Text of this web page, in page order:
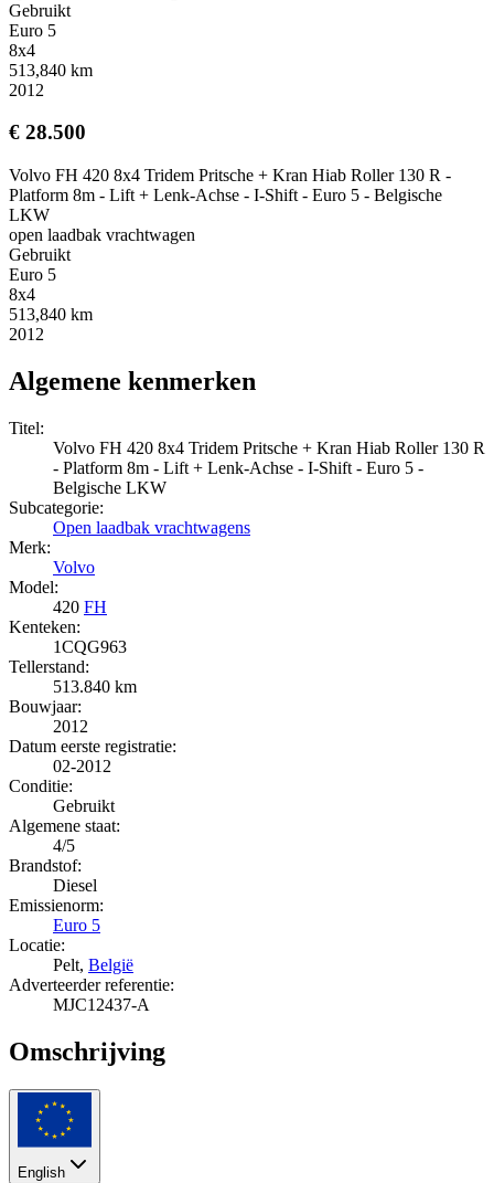
Gebruikt
Euro 5
8x4
513,840 km
2012
€ 28.500
Volvo FH 420 8x4 Tridem Pritsche + Kran Hiab Roller 130 R -
Platform 8m - Lift + Lenk-Achse - I-Shift - Euro 5 - Belgische
LKW
open laadbak vrachtwagen
Gebruikt
Euro 5
8x4
513,840 km
2012
Algemene kenmerken
Titel:
Volvo FH 420 8x4 Tridem Pritsche + Kran Hiab Roller 130 R
- Platform 8m - Lift + Lenk-Achse - I-Shift - Euro 5 -
Belgische LKW
Subcategorie:
Open laadbak vrachtwagens
Merk:
Volvo
Model:
420 FH
Kenteken:
1CQG963
Tellerstand:
513.840 km
Bouwjaar:
2012
Datum eerste registratie:
02-2012
Conditie:
Gebruikt
Algemene staat:
4/5
Brandstof:
Diesel
Emissienorm:
Euro 5
Locatie:
Pelt, België
Adverteerder referentie:
MJC12437-A
Omschrijving
English